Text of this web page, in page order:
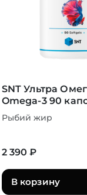
SNT Ультра
Omega-3 90
Рыбий жир
2 390 ₽
В корзину